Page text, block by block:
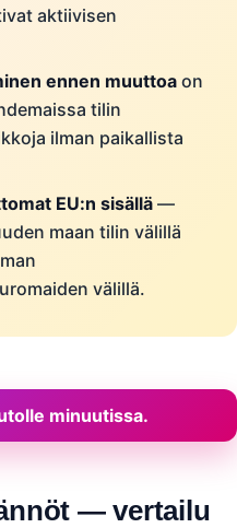
aktiivisen
ennen muuttoaon
tilin
ilman paikallista
EU:n sisällä —
maan tilin välillä
välillä.
minuutissa.
— vertailu